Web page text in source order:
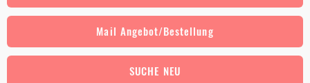
Mail Angebot/Bestellung
SUCHE NEU